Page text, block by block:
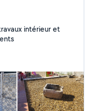
intérieur et